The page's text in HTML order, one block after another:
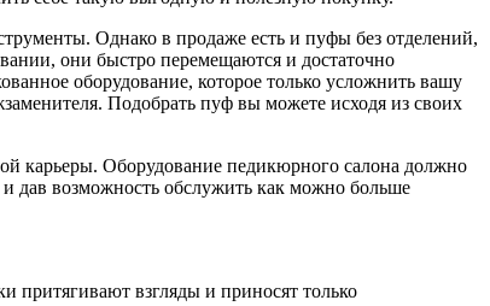
Однако в продаже есть и пуфы без отделений,
они быстро перемещаются и достаточно
оборудование, которое только усложнить вашу
Подобрать пуф вы можете исходя из своих
карьеры. Оборудование педикюрного салона должно
дав возможность обслужить как можно больше
притягивают взгляды и приносят только